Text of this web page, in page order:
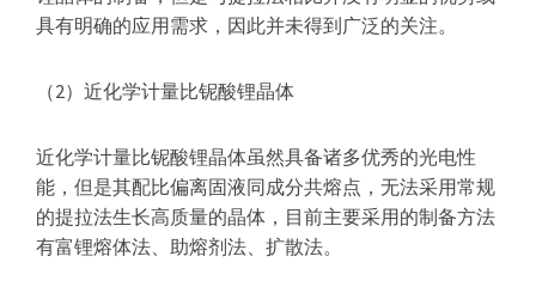
具有明确的应用需求，因此并未得到广泛的关注。
（2）近化学计量比铌酸锂晶体
近化学计量比铌酸锂晶体虽然具备诸多优秀的光电性
能，但是其配比偏离固液同成分共熔点，无法采用常规
的提拉法生长高质量的晶体，目前主要采用的制备方法
有富锂熔体法、助熔剂法、扩散法。